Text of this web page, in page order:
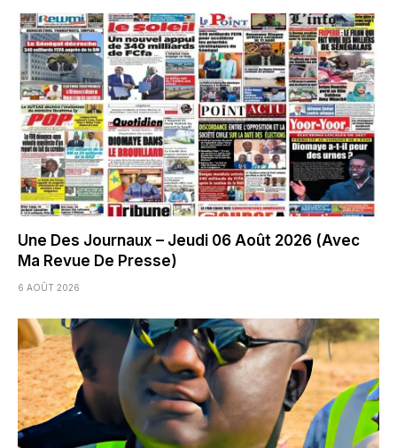
Une Des Journaux – Jeudi 06 Août 2026 (Avec
Ma Revue De Presse)
6 AOÛT 2026